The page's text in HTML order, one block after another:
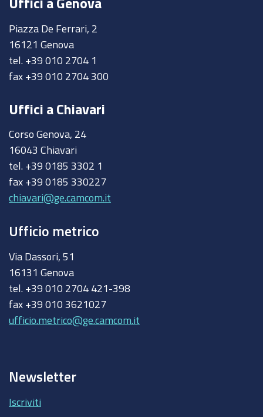
Uffici a Genova
Piazza De Ferrari, 2
16121 Genova
tel. +39 010 2704 1
fax +39 010 2704 300
Uffici a Chiavari
Corso Genova, 24
16043 Chiavari
tel. +39 0185 3302 1
fax +39 0185 330227
chiavari@ge.camcom.it
Ufficio metrico
Via Dassori, 51
16131 Genova
tel. +39 010 2704 421-398
fax +39 010 3621027
ufficio.metrico@ge.camcom.it
Newsletter
Iscriviti